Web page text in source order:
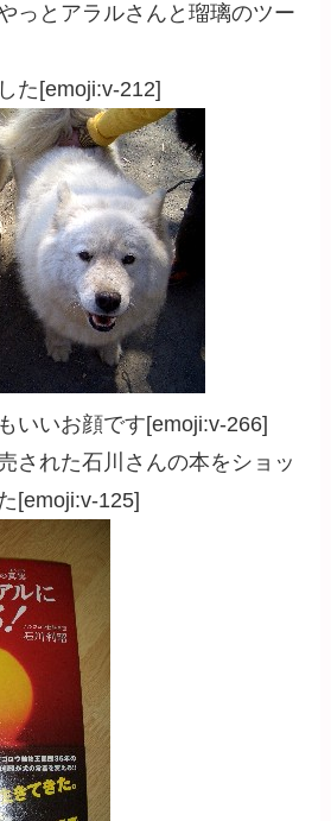
っとアラルさんと瑠璃のツー
た[emoji:v-212]
いいお顔です[emoji:v-266]
された石川さんの本をショッ
[emoji:v-125]